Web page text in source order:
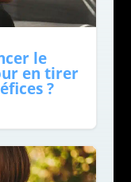
le
en tirer
?